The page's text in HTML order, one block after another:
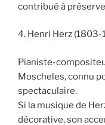
contribué à
4. Henri Herz (1803-
Pianiste-
Moscheles, connu
spectaculaire.
Si la musique de
décorative, son